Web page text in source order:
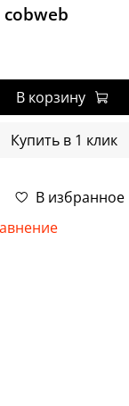
В избранное
В корзину
Купить в 1 клик